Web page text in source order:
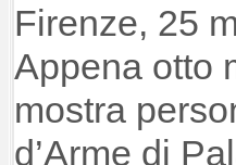
Firenze, 25
Appena otto
mostra
d’Arme di